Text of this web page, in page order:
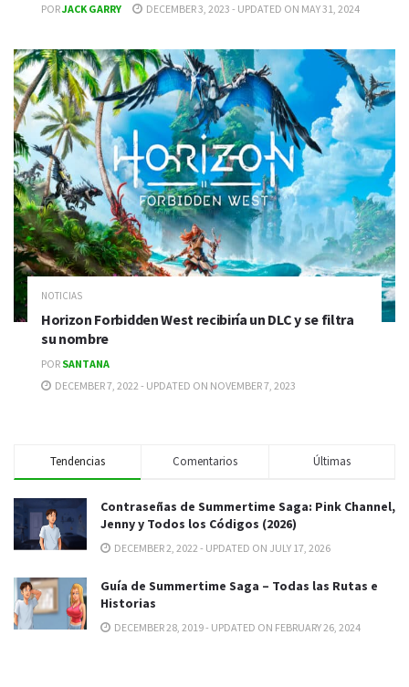
PORJACK GARRY DECEMBER 3, 2023 - UPDATED ON MAY 31, 2024
NOTICIAS
Horizon Forbidden West recibiría un DLC y se filtra
su nombre
POR SANTANA
DECEMBER 7, 2022 - UPDATED ON NOVEMBER 7, 2023
Tendencias Comentarios Últimas
Contraseñas de Summertime Saga: Pink Channel,
Jenny y Todos los Códigos (2026)
DECEMBER 2, 2022 - UPDATED ON JULY 17, 2026
Guía de Summertime Saga – Todas las Rutas e
Historias
DECEMBER 28, 2019 - UPDATED ON FEBRUARY 26, 2024